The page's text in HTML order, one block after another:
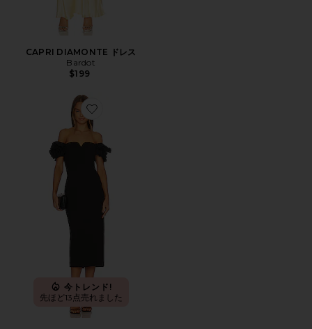
CAPRI DIAMONTE ドレス
Bardot
$199
Favorite CREOLE ミディ丈ドレス
今トレンド!
先ほど13点売れました